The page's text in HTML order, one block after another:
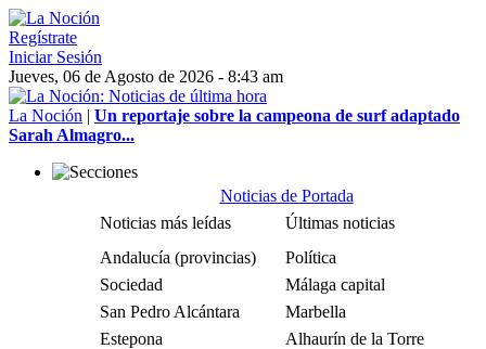
Regístrate
Iniciar Sesión
Jueves, 06 de Agosto de 2026 - 8:43 am
La Noción | Un reportaje sobre la campeona de surf adaptado
Sarah Almagro...
Noticias de Portada
Noticias más leídas
Últimas noticias
Andalucía (provincias)
Política
Sociedad
Málaga capital
San Pedro Alcántara
Marbella
Estepona
Alhaurín de la Torre